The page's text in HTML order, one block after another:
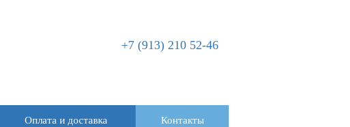
+7 (913) 210 52-46
Оплата и доставка Контакты